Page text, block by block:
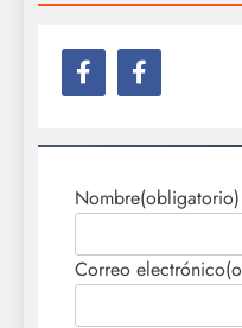
Nombre(obligatorio)
Correo electrónico